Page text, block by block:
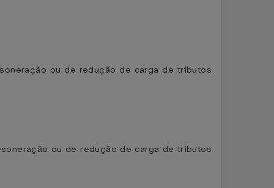
ou de redução de carga de tributos
ou de redução de carga de tributos